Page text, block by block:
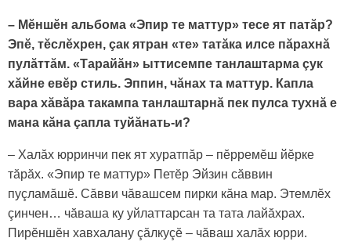
– Мӗншӗн альбома «Эпир те маттур» тесе ят патăр?
Эпӗ, тӗслӗхрен, çак ятран «те» татăка илсе пăрахнă
пулăттăм. «Тарайăн» ыттисемпе танлаштарма çук
хăйне евӗр стиль. Эппин, чăнах та маттур. Капла
вара хăвăра такампа танлаштарнă пек пулса тухнă е
мана кăна çапла туйăнать-и?
– Халăх юрринчи пек ят хуратпăр – пӗрремӗш йӗрке
тăрăх. «Эпир те маттур» Петӗр Эйзин сăввин
пуçламăшӗ. Сăвви чăвашсем пирки кăна мар. Этемлӗх
çинчен… чăваша ку уйлаттарcан та тата лайăхрах.
Пирӗншӗн хавхалану çăлкуçӗ – чăваш халăх юрри.